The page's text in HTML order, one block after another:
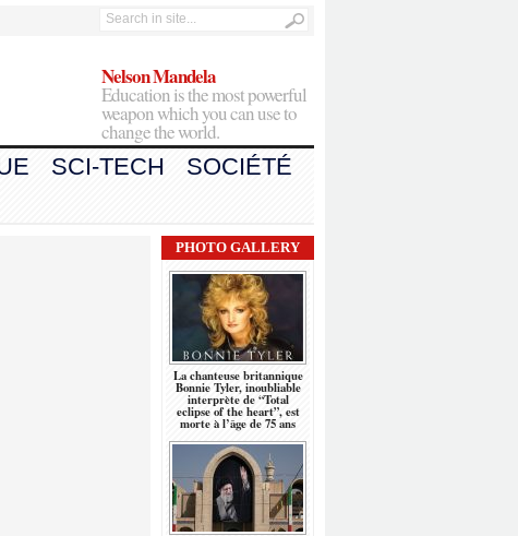
Nelson Mandela
Education is the most powerful
weapon which you can use to
change the world.
SCI-TECH
SOCIÉTÉ
PHOTO GALLERY
La chanteuse britannique
Bonnie Tyler, inoubliable
interprète de “Total
eclipse of the heart”, est
morte à l’âge de 75 ans